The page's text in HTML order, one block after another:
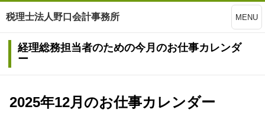
税理士法人野口会計事務所 MENU
経理総務担当者のための今月のお仕事カレンダ
ー
2025年12月のお仕事カレンダー